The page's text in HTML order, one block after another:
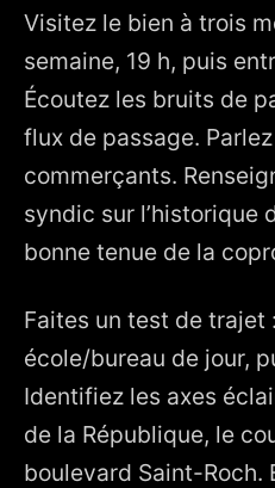
Visitez le bien à trois
semaine, 19 h, puis
Écoutez les bruits de
flux de passage.
commerçants.
syndic sur l’historique
bonne tenue de la
Faites un test de
école/bureau de jour,
Identifiez les axes
de la République, le
boulevard Saint-Roch.